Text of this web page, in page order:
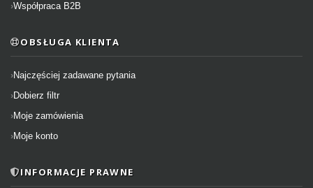
Współpraca B2B
OBSŁUGA KLIENTA
Najczęściej zadawane pytania
Dobierz filtr
Moje zamówienia
Moje konto
INFORMACJE PRAWNE